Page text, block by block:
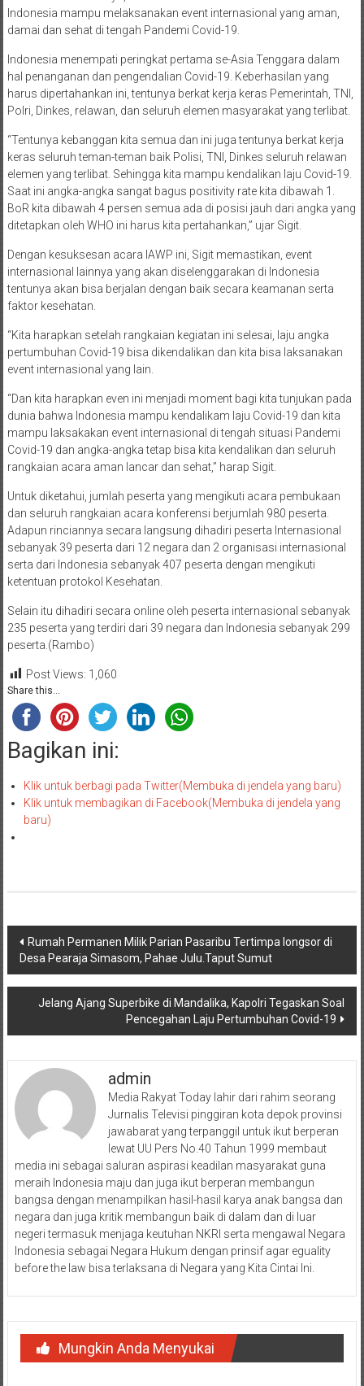
Indonesia mampu melaksanakan event internasional yang aman,
damai dan sehat di tengah Pandemi Covid-19.
Indonesia menempati peringkat pertama se-Asia Tenggara dalam
hal penanganan dan pengendalian Covid-19. Keberhasilan yang
harus dipertahankan ini, tentunya berkat kerja keras Pemerintah, TNI,
Polri, Dinkes, relawan, dan seluruh elemen masyarakat yang terlibat.
“Tentunya kebanggan kita semua dan ini juga tentunya berkat kerja
keras seluruh teman-teman baik Polisi, TNI, Dinkes seluruh relawan
elemen yang terlibat. Sehingga kita mampu kendalikan laju Covid-19.
Saat ini angka-angka sangat bagus positivity rate kita dibawah 1.
BoR kita dibawah 4 persen semua ada di posisi jauh dari angka yang
ditetapkan oleh WHO ini harus kita pertahankan,” ujar Sigit.
Dengan kesuksesan acara IAWP ini, Sigit memastikan, event
internasional lainnya yang akan diselenggarakan di Indonesia
tentunya akan bisa berjalan dengan baik secara keamanan serta
faktor kesehatan.
“Kita harapkan setelah rangkaian kegiatan ini selesai, laju angka
pertumbuhan Covid-19 bisa dikendalikan dan kita bisa laksanakan
event internasional yang lain.
“Dan kita harapkan even ini menjadi moment bagi kita tunjukan pada
dunia bahwa Indonesia mampu kendalikam laju Covid-19 dan kita
mampu laksakakan event internasional di tengah situasi Pandemi
Covid-19 dan angka-angka tetap bisa kita kendalikan dan seluruh
rangkaian acara aman lancar dan sehat,” harap Sigit.
Untuk diketahui, jumlah peserta yang mengikuti acara pembukaan
dan seluruh rangkaian acara konferensi berjumlah 980 peserta.
Adapun rinciannya secara langsung dihadiri peserta Internasional
sebanyak 39 peserta dari 12 negara dan 2 organisasi internasional
serta dari Indonesia sebanyak 407 peserta dengan mengikuti
ketentuan protokol Kesehatan.
Selain itu dihadiri secara online oleh peserta internasional sebanyak
235 peserta yang terdiri dari 39 negara dan Indonesia sebanyak 299
peserta.(Rambo)
Post Views: 1,060
Share this...
Bagikan ini:
Klik untuk berbagi pada Twitter(Membuka di jendela yang baru)
Klik untuk membagikan di Facebook(Membuka di jendela yang
baru)
Navigasi
pos
Rumah Permanen Milik Parian Pasaribu Tertimpa longsor di
Desa Pearaja Simasom, Pahae Julu.Taput Sumut
Jelang Ajang Superbike di Mandalika, Kapolri Tegaskan Soal
Pencegahan Laju Pertumbuhan Covid-19
admin
Media Rakyat Today lahir dari rahim seorang
Jurnalis Televisi pinggiran kota depok provinsi
jawabarat yang terpanggil untuk ikut berperan
lewat UU Pers No.40 Tahun 1999 membaut
media ini sebagai saluran aspirasi keadilan masyarakat guna
meraih Indonesia maju dan juga ikut berperan membangun
bangsa dengan menampilkan hasil-hasil karya anak bangsa dan
negara dan juga kritik membangun baik di dalam dan di luar
negeri termasuk menjaga keutuhan NKRI serta mengawal Negara
Indonesia sebagai Negara Hukum dengan prinsif agar eguality
before the law bisa terlaksana di Negara yang Kita Cintai Ini.
Mungkin Anda Menyukai